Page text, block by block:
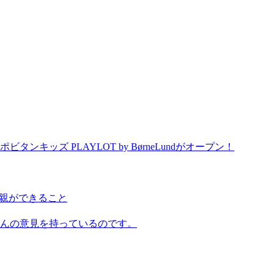
タンキッズ PLAYLOT by BørneLundがオープン！
ができること
の意見を持っているのです。